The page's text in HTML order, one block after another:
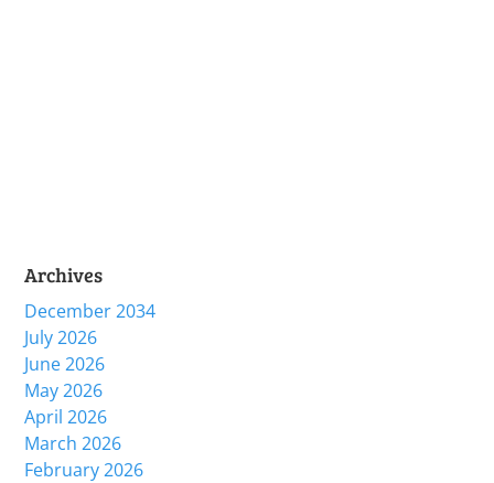
Archives
December 2034
July 2026
June 2026
May 2026
April 2026
March 2026
February 2026